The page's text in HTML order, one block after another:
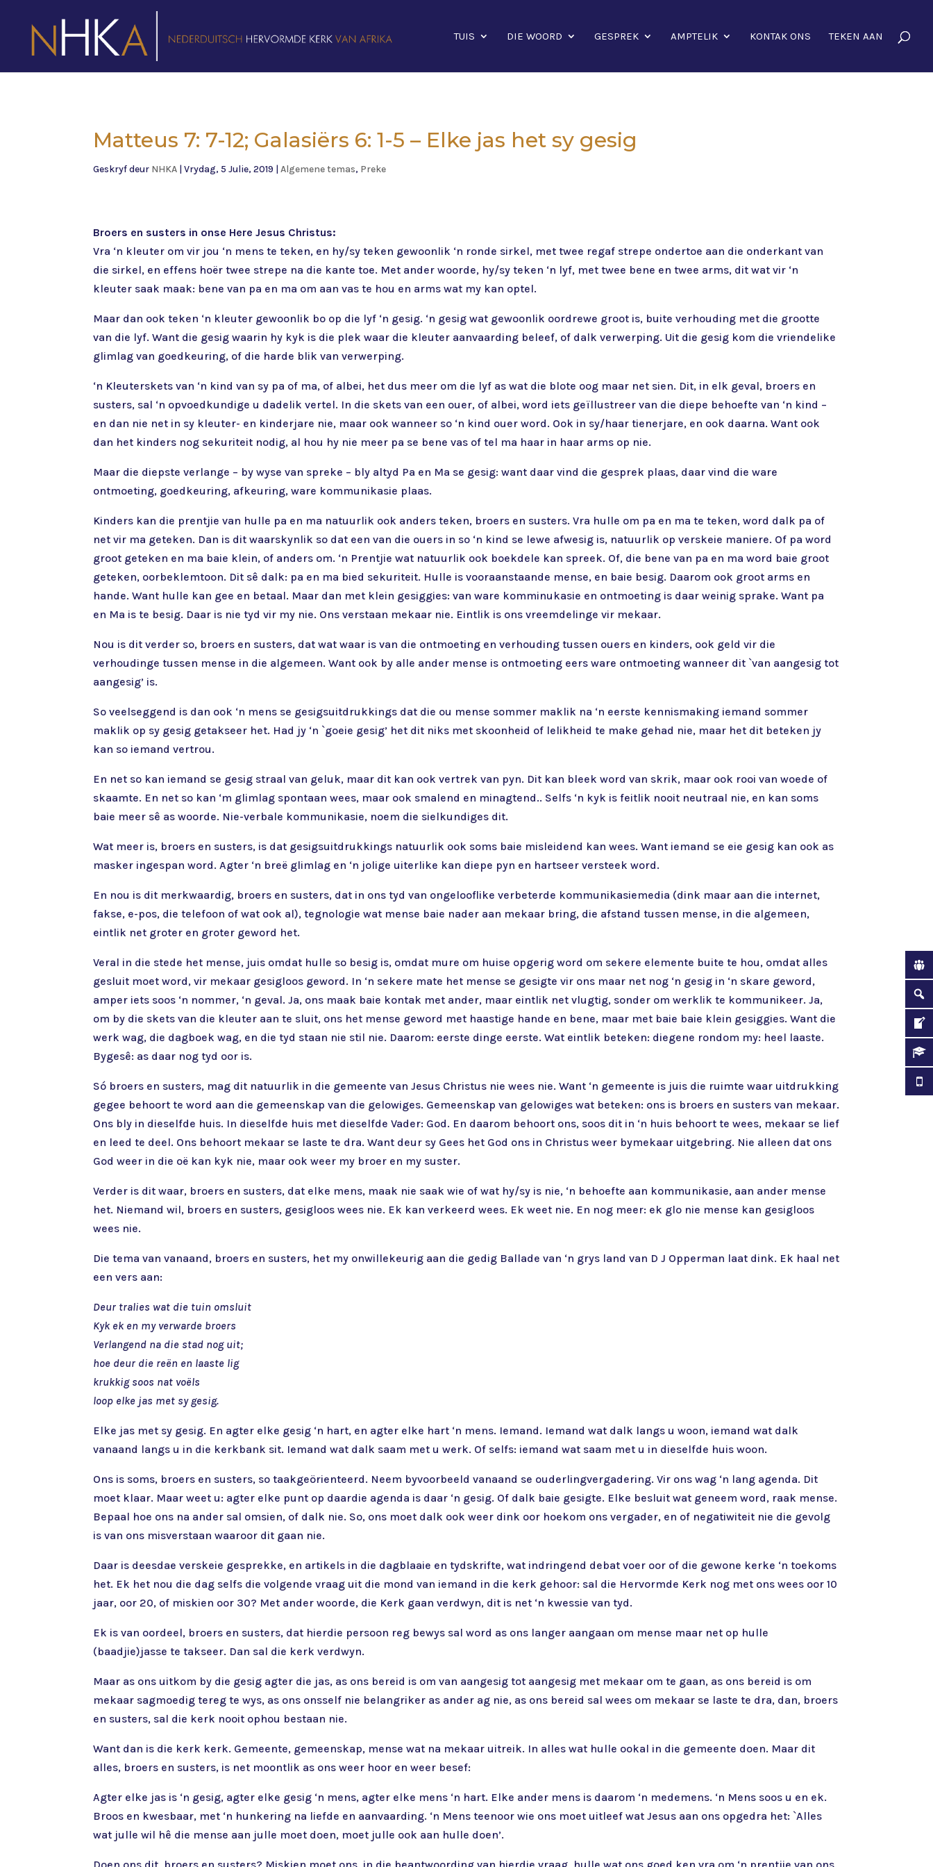
TUIS DIE WOORD GESPREK AMPTELIK KONTAK ONS TEKEN AAN
Matteus 7: 7-12; Galasiërs 6: 1-5 – Elke jas het sy gesig
Geskryf deur NHKA |Vrydag, 5 Julie, 2019 |Algemene temas, Preke
Broers en susters in onse Here Jesus Christus:
Vra ‘n kleuter om vir jou ‘n mens te teken, en hy/sy teken gewoonlik ‘n ronde sirkel, met twee regaf strepe ondertoe aan die onderkant van
die sirkel, en effens hoër twee strepe na die kante toe. Met ander woorde, hy/sy teken ‘n lyf, met twee bene en twee arms, dit wat vir ‘n
kleuter saak maak: bene van pa en ma om aan vas te hou en arms wat my kan optel.
Maar dan ook teken ‘n kleuter gewoonlik bo op die lyf ‘n gesig. ‘n gesig wat gewoonlik oordrewe groot is, buite verhouding met die grootte
van die lyf. Want die gesig waarin hy kyk is die plek waar die kleuter aanvaarding beleef, of dalk verwerping. Uit die gesig kom die vriendelike
glimlag van goedkeuring, of die harde blik van verwerping.
‘n Kleuterskets van ‘n kind van sy pa of ma, of albei, het dus meer om die lyf as wat die blote oog maar net sien. Dit, in elk geval, broers en
susters, sal ‘n opvoedkundige u dadelik vertel. In die skets van een ouer, of albei, word iets geïllustreer van die diepe behoefte van ‘n kind –
en dan nie net in sy kleuter- en kinderjare nie, maar ook wanneer so ‘n kind ouer word. Ook in sy/haar tienerjare, en ook daarna. Want ook
dan het kinders nog sekuriteit nodig, al hou hy nie meer pa se bene vas of tel ma haar in haar arms op nie.
Maar die diepste verlange – by wyse van spreke – bly altyd Pa en Ma se gesig: want daar vind die gesprek plaas, daar vind die ware
ontmoeting, goedkeuring, afkeuring, ware kommunikasie plaas.
Kinders kan die prentjie van hulle pa en ma natuurlik ook anders teken, broers en susters. Vra hulle om pa en ma te teken, word dalk pa of
net vir ma geteken. Dan is dit waarskynlik so dat een van die ouers in so ‘n kind se lewe afwesig is, natuurlik op verskeie maniere. Of pa word
groot geteken en ma baie klein, of anders om. ‘n Prentjie wat natuurlik ook boekdele kan spreek. Of, die bene van pa en ma word baie groot
geteken, oorbeklemtoon. Dit sê dalk: pa en ma bied sekuriteit. Hulle is vooraanstaande mense, en baie besig. Daarom ook groot arms en
hande. Want hulle kan gee en betaal. Maar dan met klein gesiggies: van ware komminukasie en ontmoeting is daar weinig sprake. Want pa
en Ma is te besig. Daar is nie tyd vir my nie. Ons verstaan mekaar nie. Eintlik is ons vreemdelinge vir mekaar.
Nou is dit verder so, broers en susters, dat wat waar is van die ontmoeting en verhouding tussen ouers en kinders, ook geld vir die
verhoudinge tussen mense in die algemeen. Want ook by alle ander mense is ontmoeting eers ware ontmoeting wanneer dit `van aangesig tot
aangesig’ is.
So veelseggend is dan ook ‘n mens se gesigsuitdrukkings dat die ou mense sommer maklik na ‘n eerste kennismaking iemand sommer
maklik op sy gesig getakseer het. Had jy ‘n `goeie gesig’ het dit niks met skoonheid of lelikheid te make gehad nie, maar het dit beteken jy
kan so iemand vertrou.
En net so kan iemand se gesig straal van geluk, maar dit kan ook vertrek van pyn. Dit kan bleek word van skrik, maar ook rooi van woede of
skaamte. En net so kan ‘m glimlag spontaan wees, maar ook smalend en minagtend.. Selfs ‘n kyk is feitlik nooit neutraal nie, en kan soms
baie meer sê as woorde. Nie-verbale kommunikasie, noem die sielkundiges dit.
Wat meer is, broers en susters, is dat gesigsuitdrukkings natuurlik ook soms baie misleidend kan wees. Want iemand se eie gesig kan ook as
masker ingespan word. Agter ‘n breë glimlag en ‘n jolige uiterlike kan diepe pyn en hartseer versteek word.
En nou is dit merkwaardig, broers en susters, dat in ons tyd van ongelooflike verbeterde kommunikasiemedia (dink maar aan die internet,
fakse, e-pos, die telefoon of wat ook al), tegnologie wat mense baie nader aan mekaar bring, die afstand tussen mense, in die algemeen,
eintlik net groter en groter geword het.
Veral in die stede het mense, juis omdat hulle so besig is, omdat mure om huise opgerig word om sekere elemente buite te hou, omdat alles
gesluit moet word, vir mekaar gesigloos geword. In ‘n sekere mate het mense se gesigte vir ons maar net nog ‘n gesig in ‘n skare geword,
amper iets soos ‘n nommer, ‘n geval. Ja, ons maak baie kontak met ander, maar eintlik net vlugtig, sonder om werklik te kommunikeer. Ja,
om by die skets van die kleuter aan te sluit, ons het mense geword met haastige hande en bene, maar met baie baie klein gesiggies. Want die
werk wag, die dagboek wag, en die tyd staan nie stil nie. Daarom: eerste dinge eerste. Wat eintlik beteken: diegene rondom my: heel laaste.
Bygesê: as daar nog tyd oor is.
Só broers en susters, mag dit natuurlik in die gemeente van Jesus Christus nie wees nie. Want ‘n gemeente is juis die ruimte waar uitdrukking
gegee behoort te word aan die gemeenskap van die gelowiges. Gemeenskap van gelowiges wat beteken: ons is broers en susters van mekaar.
Ons bly in dieselfde huis. In dieselfde huis met dieselfde Vader: God. En daarom behoort ons, soos dit in ‘n huis behoort te wees, mekaar se lief
en leed te deel. Ons behoort mekaar se laste te dra. Want deur sy Gees het God ons in Christus weer bymekaar uitgebring. Nie alleen dat ons
God weer in die oë kan kyk nie, maar ook weer my broer en my suster.
Verder is dit waar, broers en susters, dat elke mens, maak nie saak wie of wat hy/sy is nie, ‘n behoefte aan kommunikasie, aan ander mense
het. Niemand wil, broers en susters, gesigloos wees nie. Ek kan verkeerd wees. Ek weet nie. En nog meer: ek glo nie mense kan gesigloos
wees nie.
Die tema van vanaand, broers en susters, het my onwillekeurig aan die gedig Ballade van ‘n grys land van D J Opperman laat dink. Ek haal net
een vers aan:
Deur tralies wat die tuin omsluit
Kyk ek en my verwarde broers
Verlangend na die stad nog uit;
hoe deur die reën en laaste lig
krukkig soos nat voëls
loop elke jas met sy gesig.
Elke jas met sy gesig. En agter elke gesig ‘n hart, en agter elke hart ‘n mens. Iemand. Iemand wat dalk langs u woon, iemand wat dalk
vanaand langs u in die kerkbank sit. Iemand wat dalk saam met u werk. Of selfs: iemand wat saam met u in dieselfde huis woon.
Ons is soms, broers en susters, so taakgeörienteerd. Neem byvoorbeeld vanaand se ouderlingvergadering. Vir ons wag ‘n lang agenda. Dit
moet klaar. Maar weet u: agter elke punt op daardie agenda is daar ‘n gesig. Of dalk baie gesigte. Elke besluit wat geneem word, raak mense.
Bepaal hoe ons na ander sal omsien, of dalk nie. So, ons moet dalk ook weer dink oor hoekom ons vergader, en of negatiwiteit nie die gevolg
is van ons misverstaan waaroor dit gaan nie.
Daar is deesdae verskeie gesprekke, en artikels in die dagblaaie en tydskrifte, wat indringend debat voer oor of die gewone kerke ‘n toekoms
het. Ek het nou die dag selfs die volgende vraag uit die mond van iemand in die kerk gehoor: sal die Hervormde Kerk nog met ons wees oor 10
jaar, oor 20, of miskien oor 30? Met ander woorde, die Kerk gaan verdwyn, dit is net ‘n kwessie van tyd.
Ek is van oordeel, broers en susters, dat hierdie persoon reg bewys sal word as ons langer aangaan om mense maar net op hulle
(baadjie)jasse te takseer. Dan sal die kerk verdwyn.
Maar as ons uitkom by die gesig agter die jas, as ons bereid is om van aangesig tot aangesig met mekaar om te gaan, as ons bereid is om
mekaar sagmoedig tereg te wys, as ons onsself nie belangriker as ander ag nie, as ons bereid sal wees om mekaar se laste te dra, dan, broers
en susters, sal die kerk nooit ophou bestaan nie.
Want dan is die kerk kerk. Gemeente, gemeenskap, mense wat na mekaar uitreik. In alles wat hulle ookal in die gemeente doen. Maar dit
alles, broers en susters, is net moontlik as ons weer hoor en weer besef:
Agter elke jas is ‘n gesig, agter elke gesig ‘n mens, agter elke mens ‘n hart. Elke ander mens is daarom ‘n medemens. ‘n Mens soos u en ek.
Broos en kwesbaar, met ‘n hunkering na liefde en aanvaarding. ‘n Mens teenoor wie ons moet uitleef wat Jesus aan ons opgedra het: `Alles
wat julle wil hê die mense aan julle moet doen, moet julle ook aan hulle doen’.